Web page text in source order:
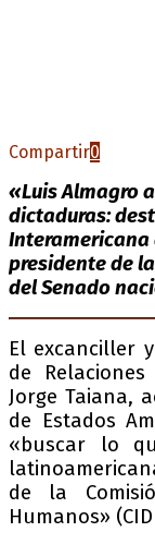
Compartir0
«Luis Almagro
dictaduras:
Interamericana
presidente de
del Senado
El excanciller
de
Jorge Taiana,
de Estados
«buscar lo
de la
Humanos»